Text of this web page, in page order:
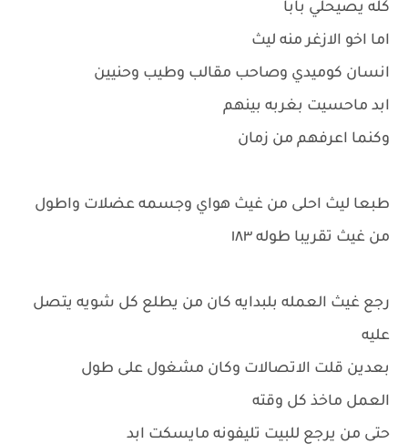
كله يصيحلي بابا
اما اخو الازغر منه ليث
انسان كوميدي وصاحب مقالب وطيب وحنيين
ابد ماحسيت بغربه بينهم
وكنما اعرفهم من زمان
طبعا ليث احلى من غيث هواي وجسمه عضلات واطول
من غيث تقريبا طوله ١٨٣
رجع غيث العمله بلبدايه كان من يطلع كل شويه يتصل
عليه
بعدين قلت الاتصالات وكان مشغول على طول
العمل ماخذ كل وقته
حتى من يرجع للبيت تليفونه مايسكت ابد